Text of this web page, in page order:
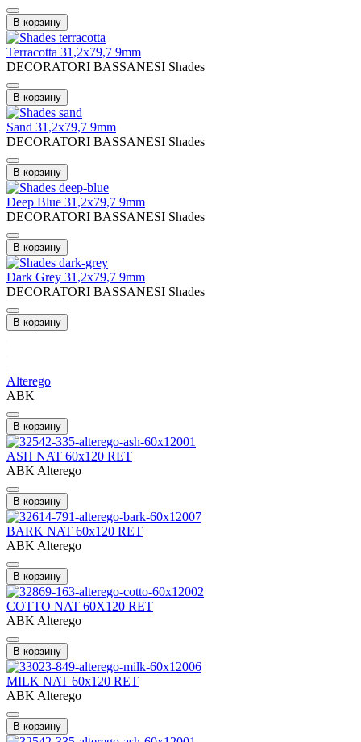
В корзину
Terracotta 31,2x79,7 9mm
DECORATORI BASSANESI Shades
В корзину
Sand 31,2x79,7 9mm
DECORATORI BASSANESI Shades
В корзину
Deep Blue 31,2x79,7 9mm
DECORATORI BASSANESI Shades
В корзину
Dark Grey 31,2x79,7 9mm
DECORATORI BASSANESI Shades
В корзину
Alterego
ABK
В корзину
ASH NAT 60x120 RET
ABK Alterego
В корзину
BARK NAT 60x120 RET
ABK Alterego
В корзину
COTTO NAT 60X120 RET
ABK Alterego
В корзину
MILK NAT 60x120 RET
ABK Alterego
В корзину